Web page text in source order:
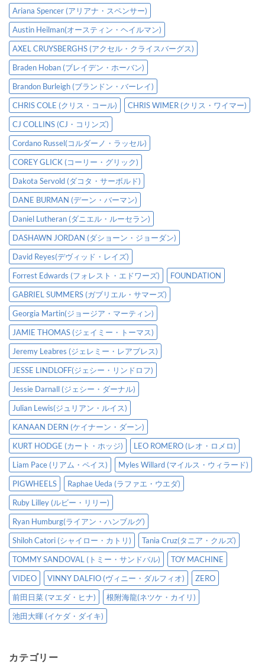
Ariana Spencer (アリアナ・スペンサー)
Austin Heilman(オースティン・ヘイルマン)
AXEL CRUYSBERGHS (アクセル・クライスバーグス)
Braden Hoban (ブレイデン・ホーバン)
Brandon Burleigh (ブランドン・バーレイ)
CHRIS COLE (クリス・コール)
CHRIS WIMER (クリス・ワイマー)
CJ COLLINS (CJ・コリンズ)
Cordano Russel(コルダーノ・ラッセル)
COREY GLICK (コーリー・グリック)
Dakota Servold (ダコタ・サーボルド)
DANE BURMAN (デーン・バーマン)
Daniel Lutheran (ダニエル・ルーセラン)
DASHAWN JORDAN (ダショーン・ジョーダン)
David Reyes(デヴィッド・レイズ)
Forrest Edwards (フォレスト・エドワーズ)
FOUNDATION
GABRIEL SUMMERS (ガブリエル・サマーズ)
Georgia Martin(ジョージア・マーティン)
JAMIE THOMAS (ジェイミー・トーマス)
Jeremy Leabres (ジェレミー・レアブレス)
JESSE LINDLOFF(ジェシー・リンドロフ)
Jessie Darnall (ジェシー・ダーナル)
Julian Lewis(ジュリアン・ルイス)
KANAAN DERN (ケイナーン・ダーン)
KURT HODGE (カート・ホッジ)
LEO ROMERO (レオ・ロメロ)
Liam Pace (リアム・ペイス)
Myles Willard (マイルス・ウィラード)
PIGWHEELS
Raphae Ueda (ラファエ・ウエダ)
Ruby Lilley (ルビー・リリー)
Ryan Humburg(ライアン・ハンブルグ)
Shiloh Catori (シャイロー・カトリ)
Tania Cruz(タニア・クルズ)
TOMMY SANDOVAL (トミー・サンドバル)
TOY MACHINE
VIDEO
VINNY DALFIO (ヴィニー・ダルフィオ)
ZERO
前田日菜 (マエダ・ヒナ)
根附海龍(ネツケ・カイリ)
池田大暉 (イケダ・ダイキ)
カテゴリー